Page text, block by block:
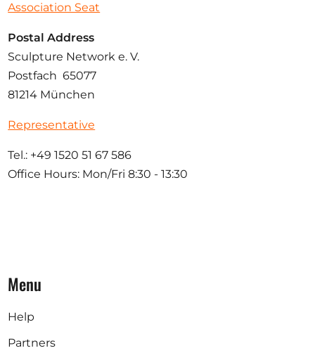
Association Seat
Postal Address
Sculpture Network e. V.
Postfach 65077
81214 München
Representative
Tel.: +49 1520 51 67 586
Office Hours: Mon/Fri 8:30 - 13:30
Menu
Help
Partners